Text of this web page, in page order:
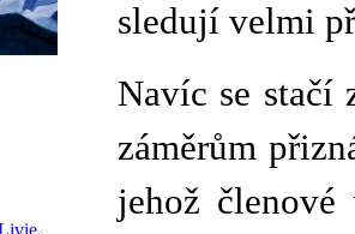
sledují velmi
Navíc se stačí
záměrům
jehož